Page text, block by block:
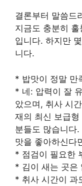
결론부터 말씀드
지금도 충분히
입니다. 하지만
니다.
* 밥맛이 정말 만
* 네: 압력이 잘
았으며, 취사 시
재의 최신 보급
분들도 많습니다
맛을 좋아하신다
* 점검이 필요한
* 김이 새는 곳은
* 취사 시간이 과